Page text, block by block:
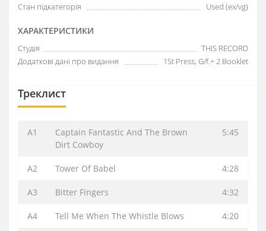
Стан підкатегорія
Used (ex/vg)
ХАРАКТЕРИСТИКИ
Студія
THIS RECORD
Додаткові дані про видання
1St Press, G/f.+ 2 Booklet
Треклист
A1
Captain Fantastic And The Brown
Dirt Cowboy
5:45
A2 Tower Of Babel 4:28
A3 Bitter Fingers 4:32
A4 Tell Me When The Whistle Blows 4:20